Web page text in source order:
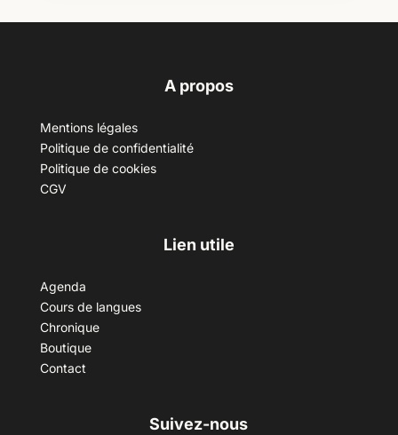
A propos
Mentions légales
Politique de confidentialité
Politique de cookies
CGV
Lien utile
Agenda
Cours de langues
Chronique
Boutique
Contact
Suivez-nous